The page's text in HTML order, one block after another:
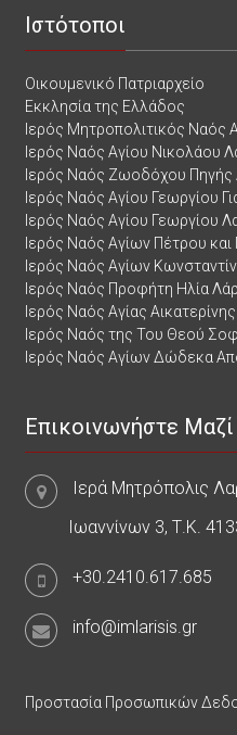
Ιστότοποι
Οικουμενικό Πατριαρχείο
Εκκλησία της Ελλάδος
Ιερός Μητροπολιτικός Ναός
Ιερός Ναός Αγίου Νικολάου
Ιερός Ναός Ζωοδόχου Πηγής
Ιερός Ναός Αγίου Γεωργίου
Ιερός Ναός Αγίου Γεωργίου
Ιερός Ναός Αγίων Πέτρου
Ιερός Ναός Αγίων
Ιερός Ναός Προφήτη Ηλία
Ιερός Ναός Αγίας
Ιερός Ναός της Του Θεού
Ιερός Ναός Αγίων Δώδεκα
Επικοινωνήστε
Ιερά Μητρόπολις
Ιωαννίνων 3, Τ.Κ.
+30.2410.617.685
info@imlarisis.gr
Προστασία Προσωπικών